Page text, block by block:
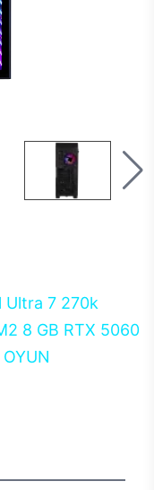
Ultra 7 270k
8 GB RTX 5060